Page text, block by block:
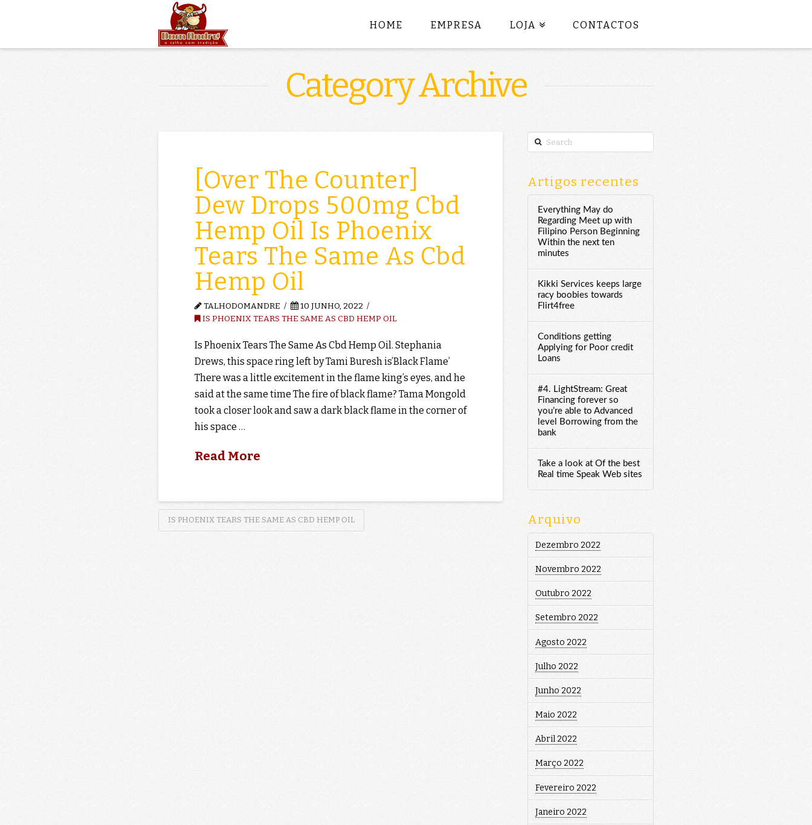
HOME EMPRESA LOJA CONTACTOS
Category Archive
[Over The Counter]
Dew Drops 500mg Cbd
Hemp Oil Is Phoenix
Tears The Same As Cbd
Hemp Oil
TALHODOMANDRE
10 JUNHO, 2022
IS PHOENIX TEARS THE SAME AS CBD HEMP OIL
Is Phoenix Tears The Same As Cbd Hemp Oil. Stephania
Drews, this space ring left by Tami Buresh is’Black Flame’
There was a little excitement in the flame king’s eyes, and he
said at the same time The fire of black flame? Tama Mongold
took a closer look and saw a dark black flame in the corner of
his space …
Read More
IS PHOENIX TEARS THE SAME AS CBD HEMP OIL
Search
Artigos recentes
Everything May do
Regarding Meet up with
Filipino Person Beginning
Within the next ten
minutes
Kikki Services keeps large
racy boobies towards
Flirt4free
Conditions getting
Applying for Poor credit
Loans
#4. LightStream: Great
Financing forever so
you’re able to Advanced
level Borrowing from the
bank
Take a look at Of the best
Real time Speak Web sites
Arquivo
Dezembro 2022
Novembro 2022
Outubro 2022
Setembro 2022
Agosto 2022
Julho 2022
Junho 2022
Maio 2022
Abril 2022
Março 2022
Fevereiro 2022
Janeiro 2022